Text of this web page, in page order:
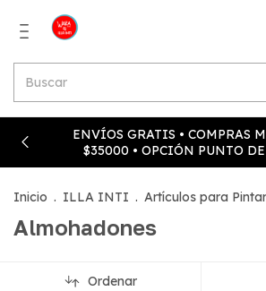
ENVÍOS GRATIS • COMPRAS
$35000 • OPCIÓN PUNTO
Inicio . ILLA INTI . Artículos para Pintar
Almohadones
Ordenar